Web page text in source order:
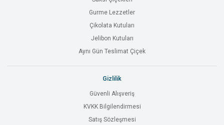
Gurme Lezzetler
Çikolata Kutuları
Jelibon Kutuları
Aynı Gün Teslimat Çiçek
Gizlilik
Güvenli Alışveriş
KVKK Bilgilendirmesi
Satış Sözleşmesi